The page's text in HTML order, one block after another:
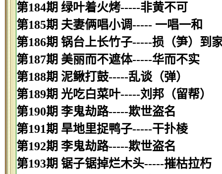
第184期 绿叶着火烤-----非黄不可
第185期 夫妻俩唱小调----- 一唱一和
第186期 锅台上长竹子-----损（笋）到
第187期 美丽而不遮体-----华而不实
第188期 泥鳅打鼓-----乱谈（弹）
第189期 光吃白菜叶-----刘邦（留帮）
第190期 李鬼劫路-----欺世盗名
第191期 旱地里捉鸭子-----干扑棱
第192期 李鬼劫路-----欺世盗名
第193期 锯子锯掉烂木头-----摧枯拉朽